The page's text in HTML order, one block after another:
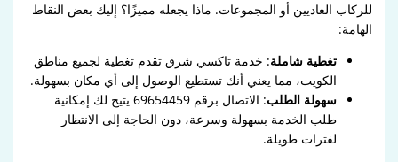
للركاب العاديين أو المجموعات. ماذا يجعله مميزًا؟ إليك بعض النقاط
الهامة:
تغطية شاملة: خدمة تاكسي شرق تقدم تغطية لجميع مناطق
الكويت، مما يعني أنك تستطيع الوصول إلى أي مكان بسهولة.
سهولة الطلب
: الاتصال برقم 69654459 يتيح لك إمكانية
طلب الخدمة بسهولة وسرعة، دون الحاجة إلى الانتظار
لفترات طويلة.